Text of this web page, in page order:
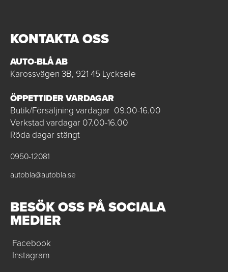
KONTAKTA OSS
AUTO-BLÅ AB
Karossvägen 3B, 921 45 Lycksele
ÖPPETTIDER VARDAGAR
Butik/Försäljning vardagar 09.00-16.00
Verkstad vardagar 07.00-16.00
Röda dagar stängt
0950-12081
autobla@autobla.se
BESÖK OSS PÅ SOCIALA
MEDIER
Facebook
Instagram